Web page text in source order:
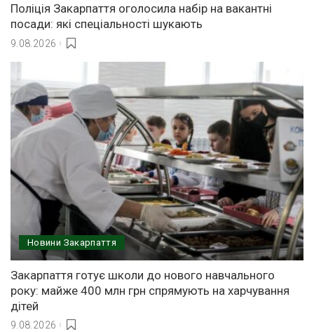
Поліція Закарпаття оголосила набір на вакантні
посади: які спеціальності шукають
9.08.2026
Новини Закарпаття
Закарпаття готує школи до нового навчального
року: майже 400 млн грн спрямують на харчування
дітей
9.08.2026